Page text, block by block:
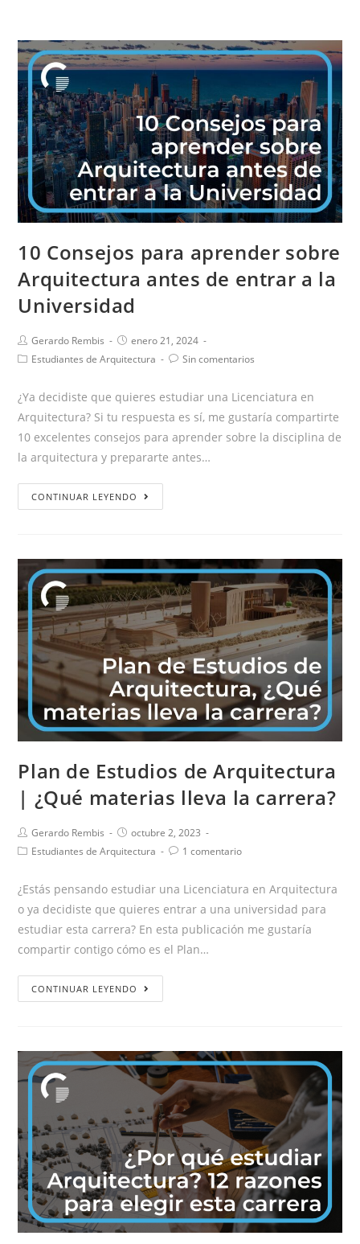
10 Consejos para aprender sobre
Arquitectura antes de entrar a la
Universidad
Gerardo Rembis
enero 21, 2024
Estudiantes de Arquitectura
Sin comentarios
¿Ya decidiste que quieres estudiar una Licenciatura en
Arquitectura? Si tu respuesta es sí, me gustaría compartirte
10 excelentes consejos para aprender sobre la disciplina de
la arquitectura y prepararte antes…
CONTINUAR LEYENDO
Plan de Estudios de Arquitectura
| ¿Qué materias lleva la carrera?
Gerardo Rembis
octubre 2, 2023
Estudiantes de Arquitectura
1 comentario
¿Estás pensando estudiar una Licenciatura en Arquitectura
o ya decidiste que quieres entrar a una universidad para
estudiar esta carrera? En esta publicación me gustaría
compartir contigo cómo es el Plan…
CONTINUAR LEYENDO